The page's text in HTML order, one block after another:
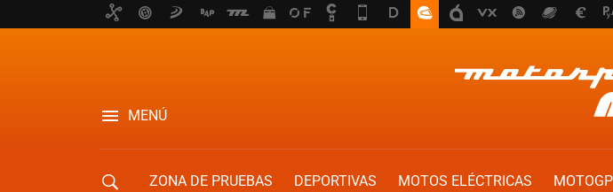
MENÚ
ZONA DE PRUEBAS DEPORTIVAS MOTOS ELÉCTRICAS MOTOGP